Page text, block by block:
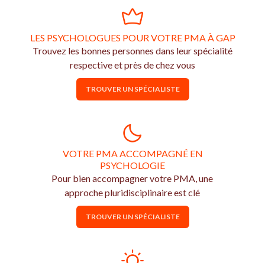
LES PSYCHOLOGUES POUR VOTRE PMA À GAP
Trouvez les bonnes personnes dans leur spécialité
respective et près de chez vous
TROUVER UN SPÉCIALISTE
VOTRE PMA ACCOMPAGNÉ EN
PSYCHOLOGIE
Pour bien accompagner votre PMA, une
approche pluridisciplinaire est clé
TROUVER UN SPÉCIALISTE